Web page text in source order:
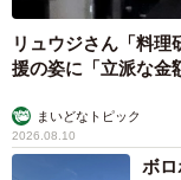
リュウジさん「料
援の姿に「立派な金
まいどなトピック
2026.08.10
ボ